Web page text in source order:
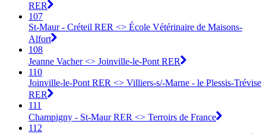
RER
107
St-Maur - Créteil RER <> École Vétérinaire de Maisons-
Alfort
108
Jeanne Vacher <> Joinville-le-Pont RER
110
Joinville-le-Pont RER <> Villiers-s/-Marne - le Plessis-Trévise
RER
111
Champigny - St-Maur RER <> Terroirs de France
112